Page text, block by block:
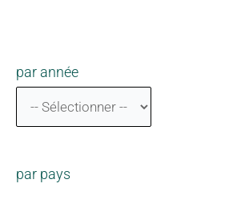
par année
par pays